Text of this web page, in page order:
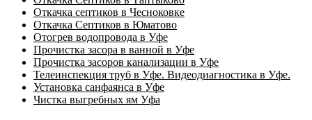
Откачка септиков в Чесноковке
Откачка Септиков в Юматово
Отогрев водопровода в Уфе
Прочистка засора в ванной в Уфе
Прочистка засоров канализации в Уфе
Телеинспекция труб в Уфе. Видеодиагностика в Уфе.
Установка санфаянса в Уфе
Чистка выгребных ям Уфа